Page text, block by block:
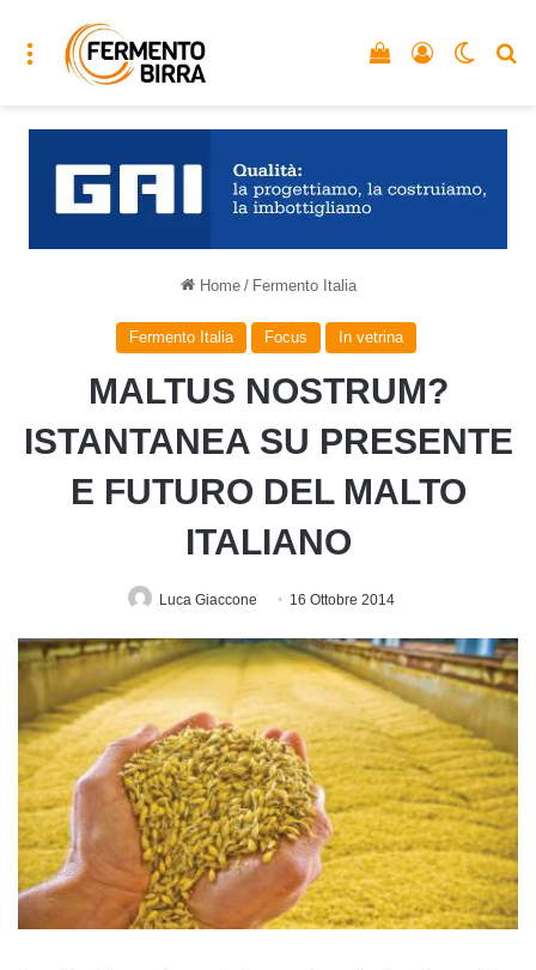
Menu Accedi
Vedi il carrello
Home / Fermento Italia
Fermento Italia Focus In vetrina
MALTUS NOSTRUM?
ISTANTANEA SU PRESENTE
E FUTURO DEL MALTO
ITALIANO
Luca Giaccone 16 Ottobre 2014